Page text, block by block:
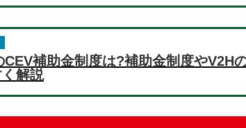
CEV補助金制度は?補助金制度やV2H
解説